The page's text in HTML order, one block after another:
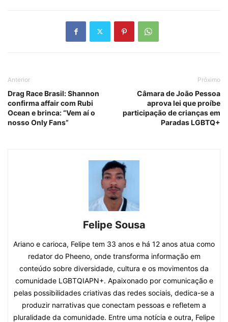
Anterior
Drag Race Brasil: Shannon
confirma affair com Rubi
Ocean e brinca: “Vem aí o
nosso Only Fans”
Próximo
Câmara de João Pessoa
aprova lei que proíbe
participação de crianças em
Paradas LGBTQ+
Felipe Sousa
Ariano e carioca, Felipe tem 33 anos e há 12 anos atua como
redator do Pheeno, onde transforma informação em
conteúdo sobre diversidade, cultura e os movimentos da
comunidade LGBTQIAPN+. Apaixonado por comunicação e
pelas possibilidades criativas das redes sociais, dedica-se a
produzir narrativas que conectam pessoas e refletem a
pluralidade da comunidade. Entre uma notícia e outra, Felipe